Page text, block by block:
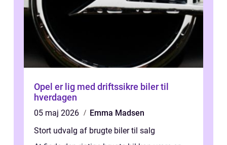
Opel er lig med driftssikre biler til
hverdagen
05 maj 2026
Emma Madsen
Stort udvalg af brugte biler til salg